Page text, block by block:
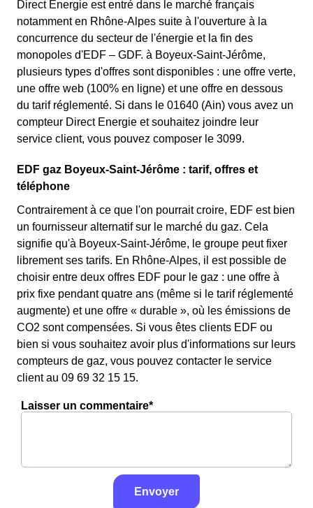
Direct Energie est entré dans le marché français
notamment en Rhône-Alpes suite à l'ouverture à la
concurrence du secteur de l'énergie et la fin des
monopoles d'EDF – GDF. à Boyeux-Saint-Jérôme,
plusieurs types d'offres sont disponibles : une offre verte,
une offre web (100% en ligne) et une offre en dessous
du tarif réglementé. Si dans le 01640 (Ain) vous avez un
compteur Direct Energie et souhaitez joindre leur
service client, vous pouvez composer le 3099.
EDF gaz Boyeux-Saint-Jérôme : tarif, offres et
téléphone
Contrairement à ce que l'on pourrait croire, EDF est bien
un fournisseur alternatif sur le marché du gaz. Cela
signifie qu'à Boyeux-Saint-Jérôme, le groupe peut fixer
librement ses tarifs. En Rhône-Alpes, il est possible de
choisir entre deux offres EDF pour le gaz : une offre à
prix fixe pendant quatre ans (même si le tarif réglementé
augmente) et une offre « durable », où les émissions de
CO2 sont compensées. Si vous êtes clients EDF ou
bien si vous souhaitez avoir plus d'informations sur leurs
compteurs de gaz, vous pouvez contacter le service
client au 09 69 32 15 15.
Laisser un commentaire*
Envoyer